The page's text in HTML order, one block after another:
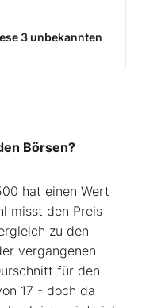
3 unbekannten
Börsen?
hat einen Wert
misst den Preis
zu den
vergangenen
für den
17 - doch da